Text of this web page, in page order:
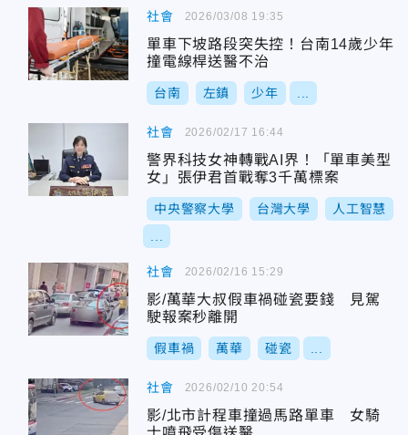
社會
單車下坡路段突失控！台南14歲少年
撞電線桿送醫不治
台南 左鎮 少年
2026/03/08 19:35
社會
警界科技女神轉戰AI界！「單車美型
女」張伊君首戰奪3千萬標案
中央警察大學 台灣大學 人工智慧
2026/02/17 16:44
社會
影/萬華大叔假車禍碰瓷要錢 見駕
駛報案秒離開
假車禍 萬華 碰瓷
2026/02/16 15:29
社會
影/北市計程車撞過馬路單車 女騎
2026/02/10 20:54